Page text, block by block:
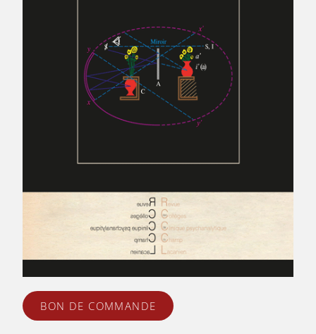
BON DE COMMANDE